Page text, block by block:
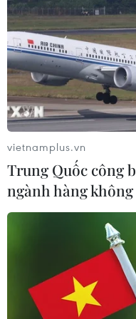
​Sử dụng hiệu
Thành phố Hồ
20/02/2021 04:51
Thành phố Hồ Chí
cơ chế Nhà nước thu
vietnamplus.vn
Trung Quốc công
ngành hàng